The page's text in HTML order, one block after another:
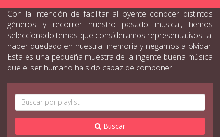
Con la intención de facilitar al oyente conocer distintos
géneros y recorrer nuestro pasado musical, hemos
seleccionado temas que consideramos representativos al
haber quedado en nuestra memoria y negarnos a olvidar.
Esta es una pequeña muestra de la ingente buena música
que el ser humano ha sido capaz de componer.
Buscar